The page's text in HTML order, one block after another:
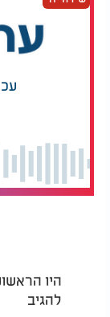
היו
להגיב